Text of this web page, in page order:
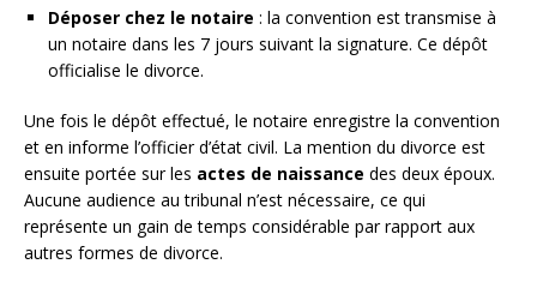
Déposer chez le notaire : la convention est transmise à
un notaire dans les 7 jours suivant la signature. Ce dépôt
officialise le divorce.
Une fois le dépôt effectué, le notaire enregistre la convention
et en informe l’officier d’état civil. La mention du divorce est
ensuite portée sur les actes de naissance des deux époux.
Aucune audience au tribunal n’est nécessaire, ce qui
représente un gain de temps considérable par rapport aux
autres formes de divorce.